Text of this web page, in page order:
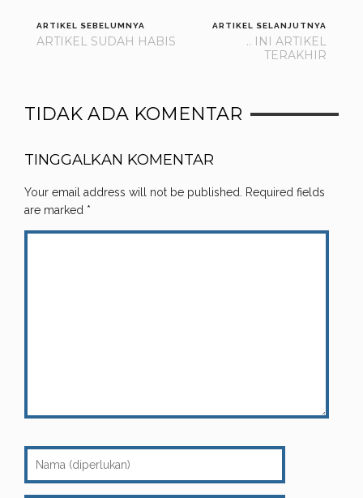
ARTIKEL SEBELUMNYA
ARTIKEL SUDAH HABIS
ARTIKEL SELANJUTNYA
.. INI ARTIKEL
TERAKHIR
TIDAK ADA KOMENTAR
TINGGALKAN KOMENTAR
Your email address will not be published. Required fields
are marked *